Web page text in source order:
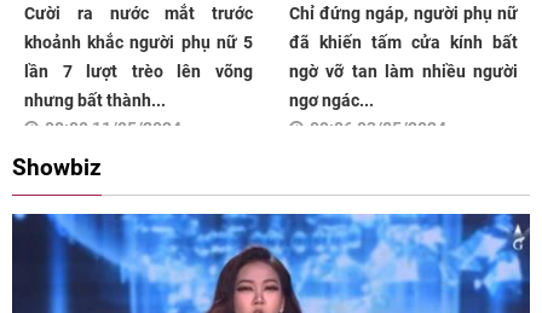
Cười ra nước mắt trước
khoảnh khắc người phụ nữ 5
lần 7 lượt trèo lên võng
nhưng bất thành...
08:00 11/05/2024
Chỉ đứng ngáp, người phụ nữ
đã khiến tấm cửa kính bất
ngờ vỡ tan làm nhiều người
ngơ ngác...
09:06 03/05/2024
Showbiz